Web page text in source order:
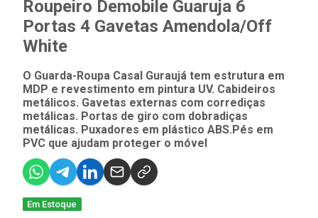
Roupeiro Demobile Guaruja 6
Portas 4 Gavetas Amendola/Off
White
O Guarda-Roupa Casal Guraujá tem estrutura em
MDP e revestimento em pintura UV. Cabideiros
metálicos. Gavetas externas com corrediças
metálicas. Portas de giro com dobradiças
metálicas. Puxadores em plástico ABS.Pés em
PVC que ajudam proteger o móvel
Em Estoque